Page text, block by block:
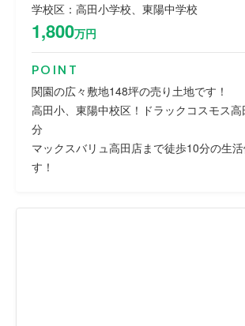
学校区：高田小学校、東陽中学校
1,800万円
POINT
関園の広々敷地148坪の売り土地です！
高田小、東陽中校区！ドラックコスモス
分
マックスバリュ高田店まで徒歩10分の生
す！